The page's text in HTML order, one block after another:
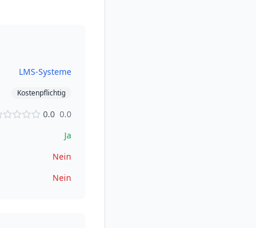
LMS-Systeme
Kostenpflichtig
0.0 0.0
Ja
Nein
Nein